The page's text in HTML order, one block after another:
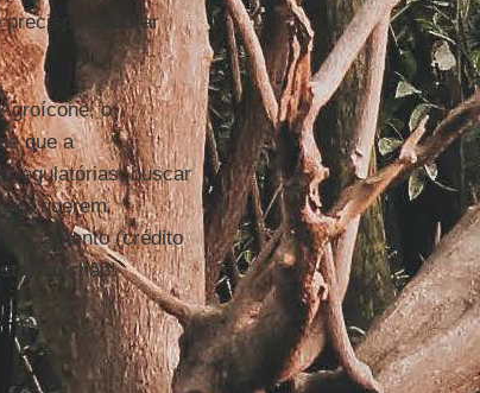
preciso restaurar
o
que a
regulatórias, buscar
querem
(crédito
no chão!